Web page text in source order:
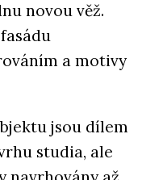
novou věž.
a motivy
jsou dílem
studia, ale